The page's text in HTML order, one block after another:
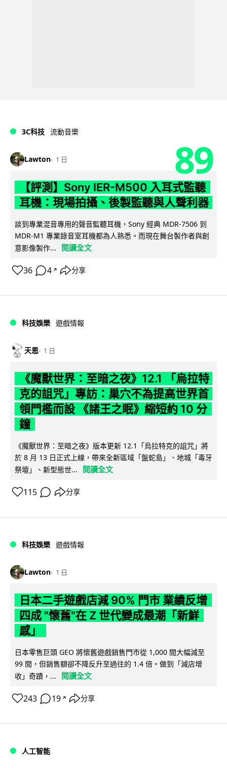
3C科技 流動音樂
Lawton 1 日 89
【評測】Sony IER-M500 入耳式監聽
耳機：現場拍攝、後製監聽與人聲利器
談到專業混音專用的聲音監聽耳機，Sony 經典 MDR-7506 到
MDR-M1 專業錄音室耳機都為人熟悉。而現在舞台製作者與創
意影像製作...
閱讀全文
36 4 ↗ 分享
科技娛樂 遊戲情報
天恩 1 日
《魔獸世界：至暗之夜》12.1 「烏拉特
克的詛咒」專訪：巢穴不為提高世界首
領門檻而設 《諸王之眠》縮短約 10 分
鐘
《魔獸世界：至暗之夜》版本更新 12.1「烏拉特克的詛咒」將
於 8 月 13 日正式上線，帶來全新區域「盤蛇島」、地城「毒牙
祭壇」、新型態世...
閱讀全文
115 分享
科技娛樂 遊戲情報
Lawton 1 日
日本二手遊戲店減 90% 門市 業績反增
四成 "懷舊"在 Z 世代變成最潮「新鮮
感」
日本零售巨頭 GEO 將懷舊遊戲銷售門市從 1,000 間大幅減至
99 間，但銷售額卻不降反升至過往的 1.4 倍。做到「減店增
收」奇蹟，...
閱讀全文
243 19 ↗ 分享
人工智能